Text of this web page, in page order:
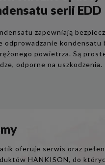
serii EDD
zapewniają
odprowadzanie kondensatu
powietrza. Są
odporne na uszkodzenia.
oferuje serwis oraz pełen
HANKISON, do